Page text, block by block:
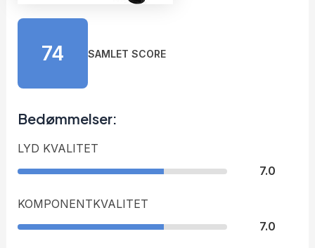
74 SAMLET SCORE
Bedømmelser:
LYD KVALITET
7.0
KOMPONENTKVALITET
7.0